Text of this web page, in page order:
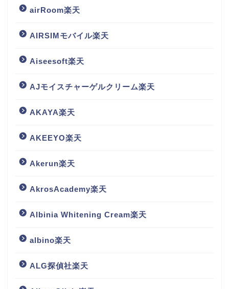
airRoom楽天
AIRSIMモバイル楽天
Aiseesoft楽天
AJモイスチャーゲルクリーム楽天
AKAYA楽天
AKEEYO楽天
Akerun楽天
AkrosAcademy楽天
Albinia Whitening Cream楽天
albino楽天
ALG探偵社楽天